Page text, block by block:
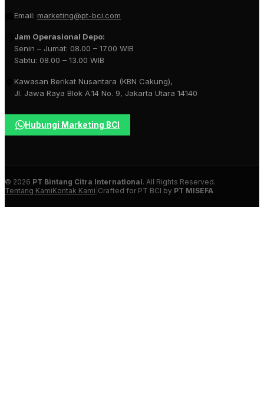
Email: marketing@pt-bci.com
Jam Operasional Depo:
Senin – Jumat: 08.00 – 17.00 WIB
Sabtu: 08.00 – 13.00 WIB
Kawasan Berikat Nusantara (KBN Cakung),
Jl. Jawa Raya Blok A.14 No. 9, Jakarta Utara 14140
Hubungi Marketing BCI
© 2026 PT Bintang Citra International. All Rights Reserved.
Tentang KamiKontak Kami Crafted for PT BCI by PT MISEFA